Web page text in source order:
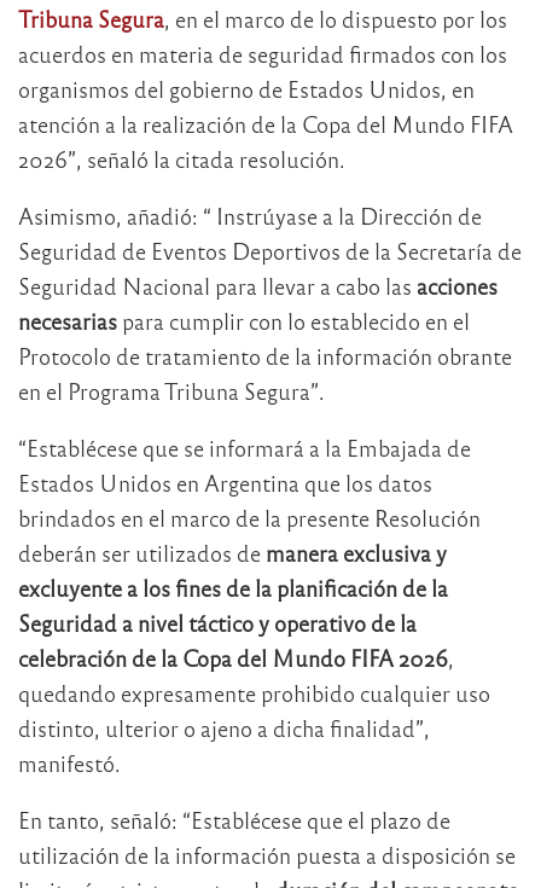
Tribuna Segura, en el marco de lo dispuesto por los
acuerdos en materia de seguridad firmados con los
organismos del gobierno de Estados Unidos, en
atención a la realización de la Copa del Mundo FIFA
2026”, señaló la citada resolución.
Asimismo, añadió: “ Instrúyase a la Dirección de
Seguridad de Eventos Deportivos de la Secretaría de
Seguridad Nacional para llevar a cabo las acciones
necesarias para cumplir con lo establecido en el
Protocolo de tratamiento de la información obrante
en el Programa Tribuna Segura”.
“Establécese que se informará a la Embajada de
Estados Unidos en Argentina que los datos
brindados en el marco de la presente Resolución
deberán ser utilizados de manera exclusiva y
excluyente a los fines de la planificación de la
Seguridad a nivel táctico y operativo de la
celebración de la Copa del Mundo FIFA 2026,
quedando expresamente prohibido cualquier uso
distinto, ulterior o ajeno a dicha finalidad”,
manifestó.
En tanto, señaló: “Establécese que el plazo de
utilización de la información puesta a disposición se